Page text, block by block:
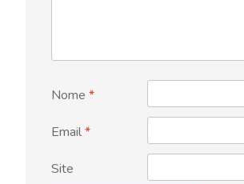
Nome *
Email*
Site